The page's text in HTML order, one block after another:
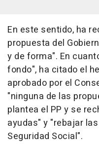
En este sentido, ha
propuesta del
y de forma". En
fondo", ha citado el
aprobado por el
"ninguna de las
plantea el PP y se
ayudas" y "rebajar
Seguridad Social".